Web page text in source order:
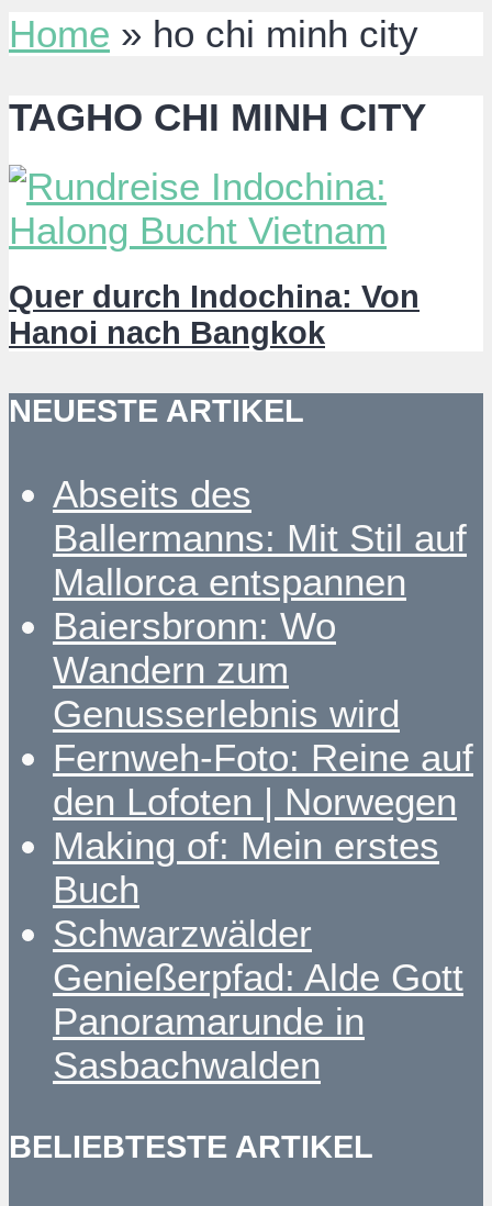
Home » ho chi minh city
TAGHO CHI MINH CITY
Quer durch Indochina: Von
Hanoi nach Bangkok
NEUESTE ARTIKEL
Abseits des
Ballermanns: Mit Stil auf
Mallorca entspannen
Baiersbronn: Wo
Wandern zum
Genusserlebnis wird
Fernweh-Foto: Reine auf
den Lofoten | Norwegen
Making of: Mein erstes
Buch
Schwarzwälder
Genießerpfad: Alde Gott
Panoramarunde in
Sasbachwalden
BELIEBTESTE ARTIKEL